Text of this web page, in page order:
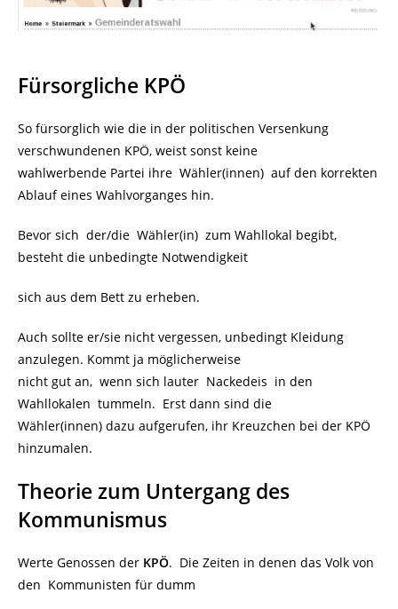
Fürsorgliche KPÖ
So fürsorglich wie die in der politischen Versenkung
verschwundenen KPÖ, weist sonst keine
wahlwerbende Partei ihre Wähler(innen) auf den korrekten
Ablauf eines Wahlvorganges hin.
Bevor sich der/die Wähler(in) zum Wahllokal begibt,
besteht die unbedingte Notwendigkeit
sich aus dem Bett zu erheben.
Auch sollte er/sie nicht vergessen, unbedingt Kleidung
anzulegen. Kommt ja möglicherweise
nicht gut an, wenn sich lauter Nackedeis in den
Wahllokalen tummeln. Erst dann sind die
Wähler(innen) dazu aufgerufen, ihr Kreuzchen bei der KPÖ
hinzumalen.
Theorie zum Untergang des
Kommunismus
Werte Genossen der KPÖ. Die Zeiten in denen das Volk von
den Kommunisten für dumm